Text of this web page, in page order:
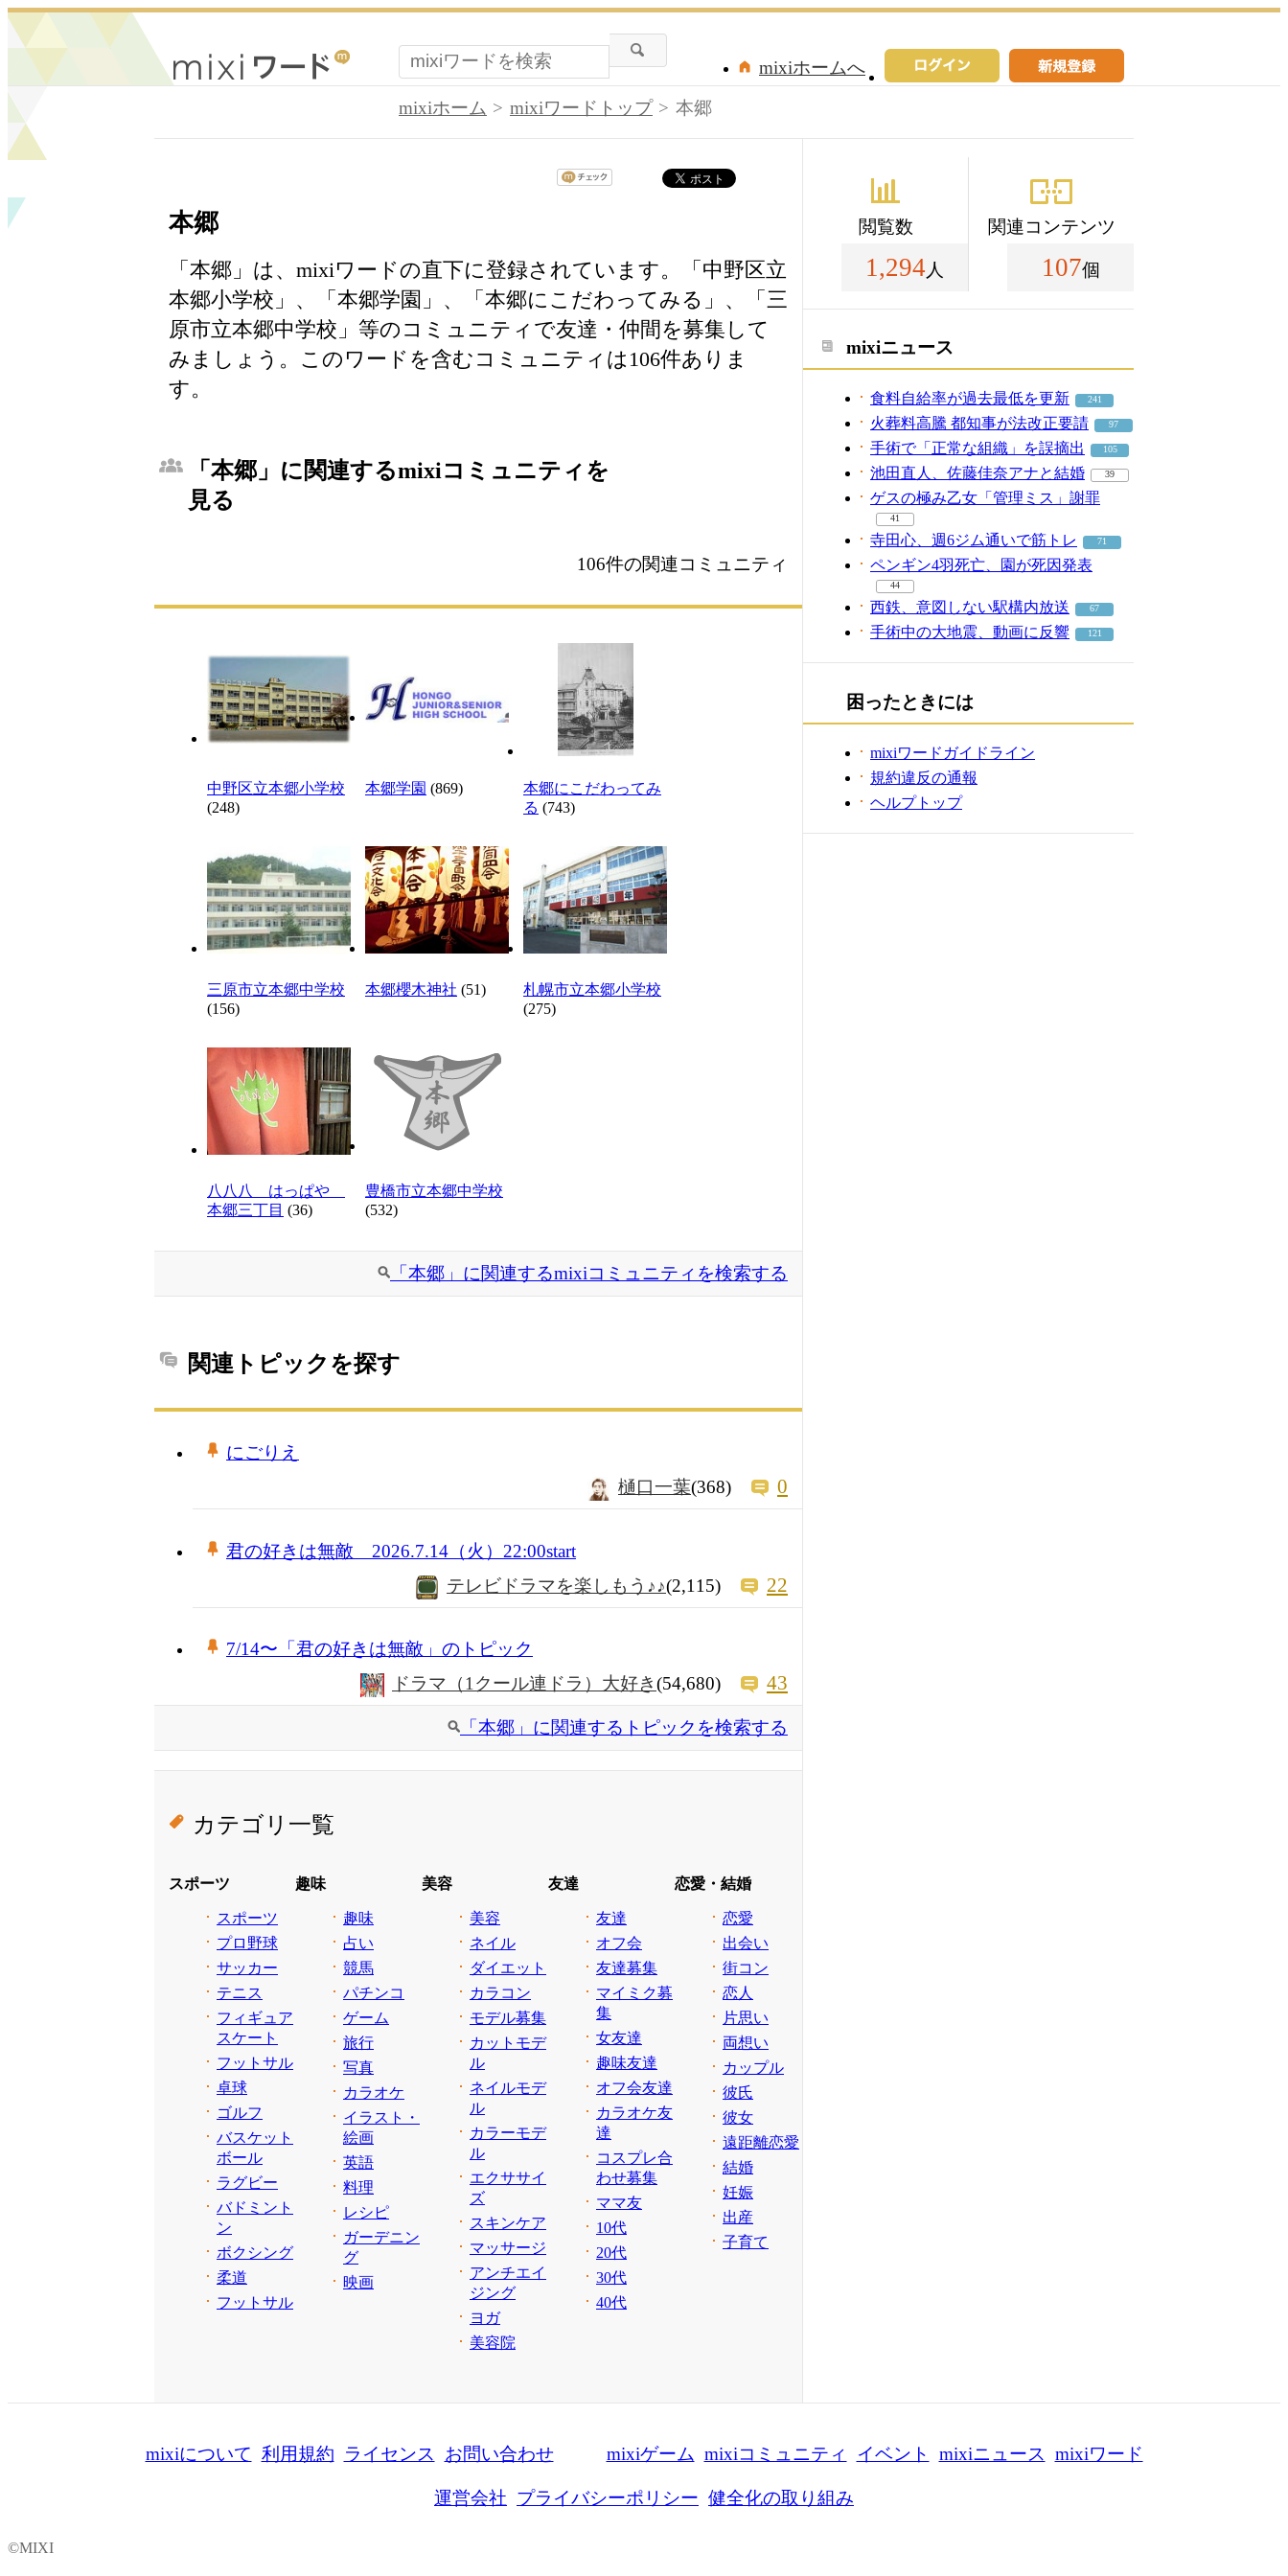
mixiホームへ
mixiホーム
mixiワードトップ 本郷
本郷
「本郷」は、mixiワードの直下に登録されています。「中野区立
本郷小学校」、「本郷学園」、「本郷にこだわってみる」、「三
原市立本郷中学校」等のコミュニティで友達・仲間を募集して
みましょう。このワードを含むコミュニティは106件ありま
す。
「本郷」に関連するmixiコミュニティを
見る
106件の関連コミュニティ
中野区立本郷小学校
(248)
本郷学園 (869)
本郷にこだわってみ
る (743)
三原市立本郷中学校
(156)
本郷櫻木神社 (51)
札幌市立本郷小学校
(275)
八八八 はっぱや
本郷三丁目 (36)
豊橋市立本郷中学校
(532)
「本郷」に関連するmixiコミュニティを検索する
関連トピックを探す
にごりえ
樋口一葉(368) 0
君の好きは無敵 2026.7.14（火）22:00start
テレビドラマを楽しもう♪♪(2,115) 22
7/14〜「君の好きは無敵」のトピック
ドラマ（1クール連ドラ）大好き(54,680) 43
「本郷」に関連するトピックを検索する
カテゴリ一覧
スポーツ
スポーツ
プロ野球
サッカー
テニス
フィギュア
スケート
フットサル
卓球
ゴルフ
バスケット
ボール
ラグビー
バドミント
ン
ボクシング
柔道
フットサル
趣味
趣味
占い
競馬
パチンコ
ゲーム
旅行
写真
カラオケ
イラスト・
絵画
英語
料理
レシピ
ガーデニン
グ
映画
美容
美容
ネイル
ダイエット
カラコン
モデル募集
カットモデ
ル
ネイルモデ
ル
カラーモデ
ル
エクササイ
ズ
スキンケア
マッサージ
アンチエイ
ジング
ヨガ
美容院
友達
友達
オフ会
友達募集
マイミク募
集
女友達
趣味友達
オフ会友達
カラオケ友
達
コスプレ合
わせ募集
ママ友
10代
20代
30代
40代
恋愛・結婚
恋愛
出会い
街コン
恋人
片思い
両想い
カップル
彼氏
彼女
遠距離恋愛
結婚
妊娠
出産
子育て
閲覧数
1,294 人
関連コンテンツ
107個
mixiニュース
食料自給率が過去最低を更新 241
火葬料高騰 都知事が法改正要請 97
手術で「正常な組織」を誤摘出 105
池田直人、佐藤佳奈アナと結婚 39
ゲスの極み乙女「管理ミス」謝罪
41
寺田心、週6ジム通いで筋トレ 71
ペンギン4羽死亡、園が死因発表
44
西鉄、意図しない駅構内放送 67
手術中の大地震、動画に反響 121
困ったときには
mixiワードガイドライン
規約違反の通報
ヘルプトップ
mixiについて 利用規約 ライセンス お問い合わせ mixiゲーム mixiコミュニティ イベント mixiニュース mixiワード
運営会社 プライバシーポリシー 健全化の取り組み
©MIXI